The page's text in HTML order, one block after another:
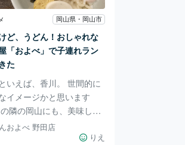
て便利です。 ぶどう狩り
上旬までやっています。
種類もニューベリー、ピ
瀬戸ジャイアンなど選べ
この日は大好きな「シャ
カ
岡山県・岡山市
ど、うどん！おしゃれな
「およべ」で子連れラン
た
いえば、香川。 世間的に
イメージかと思います
隣の岡山にも、美味しい
さんがたくさんあるんで
んな中でも我が家が大好き
およべ 野田店
りえ